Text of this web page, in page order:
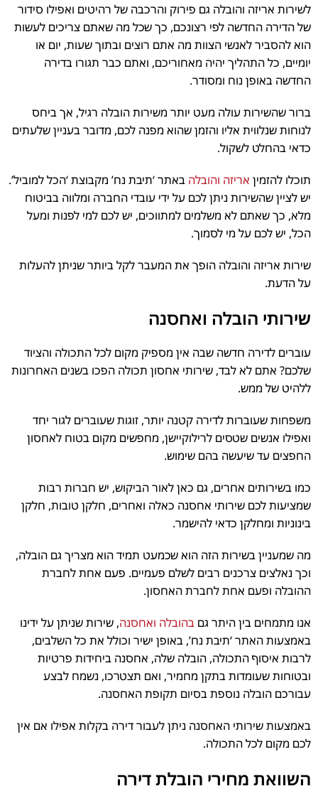
לשירות אריזה והובלה גם פירוק והרכבה של רהיטים ואפילו סידור
של הדירה החדשה לפי רצונכם, כך שכל מה שאתם צריכים לעשות
הוא להסביר לאנשי הצוות מה אתם רוצים ובתוך שעות, יום או
יומיים, כל התהליך יהיה מאחוריכם, ואתם כבר תגורו בדירה
החדשה באופן נוח ומסודר.
ברור שהשירות עולה מעט יותר משירות הובלה רגיל, אך ביחס
לנוחות שנלווית אליו והזמן שהוא מפנה לכם, מדובר בעניין שלעתים
כדאי בהחלט לשקול.
תוכלו להזמין אריזה והובלה באתר ‘תיבת נח’ מקבוצת ‘הכל למוביל’.
יש לציין שהשירות ניתן לכם על ידי עובדי החברה ומלווה בביטוח
מלא, כך שאתם לא משלמים למתווכים, יש לכם למי לפנות ומעל
הכל, יש לכם על מי לסמוך.
שירות אריזה והובלה הופך את המעבר לקל ביותר שניתן להעלות
על הדעת.
שירותי הובלה ואחסנה
עוברים לדירה חדשה שבה אין מספיק מקום לכל התכולה והציוד
שלכם? אתם לא לבד, שירותי אחסון תכולה הפכו בשנים האחרונות
ללהיט של ממש.
משפחות שעוברות לדירה קטנה יותר, זוגות שעוברים לגור יחד
ואפילו אנשים שטסים לרילוקיישן, מחפשים מקום בטוח לאחסון
החפצים עד שיעשה בהם שימוש.
כמו בשירותים אחרים, גם כאן לאור הביקוש, יש חברות רבות
שמציעות לכם שירותי אחסנה כאלה ואחרים, חלקן טובות, חלקן
בינוניות ומחלקן כדאי להישמר.
מה שמעניין בשירות הזה הוא שכמעט תמיד הוא מצריך גם הובלה,
וכך נאלצים צרכנים רבים לשלם פעמיים. פעם אחת לחברת
ההובלה ופעם אחת לחברת האחסון.
אנו מתמחים בין היתר גם בהובלה ואחסנה, שירות שניתן על ידינו
באמצעות האתר ‘תיבת נח’, באופן ישיר וכולל את כל השלבים,
לרבות איסוף התכולה, הובלה שלה, אחסנה ביחידות פרטיות
ובטוחות שעומדות בתקן מחמיר, ואם תצטרכו, נשמח לבצע
עבורכם הובלה נוספת בסיום תקופת האחסנה.
באמצעות שירותי האחסנה ניתן לעבור דירה בקלות אפילו אם אין
לכם מקום לכל התכולה.
השוואת מחירי הובלת דירה